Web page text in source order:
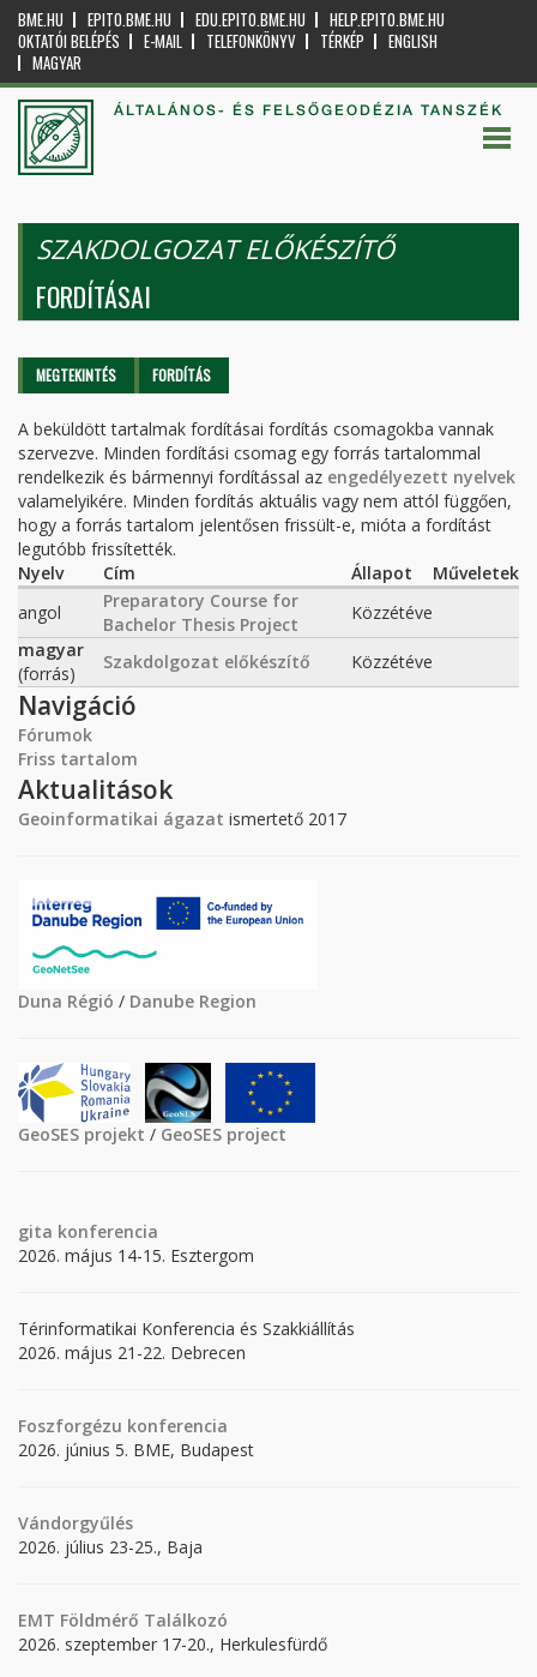
BME.HU EPITO.BME.HU EDU.EPITO.BME.HU
HELP.EPITO.BME.HU
OKTATÓI BELÉPÉS
E-MAIL TELEFONKÖNYV TÉRKÉP
ENGLISH
MAGYAR
ÁLTALÁNOS- ÉS FELSŐGEODÉZIA TANSZÉK
SZAKDOLGOZAT ELŐKÉSZÍTŐ
FORDÍTÁSAI
Elsődleges fülek
MEGTEKINTÉS FORDÍTÁS
A beküldött tartalmak fordításai fordítás csomagokba vannak
szervezve. Minden fordítási csomag egy forrás tartalommal
rendelkezik és bármennyi fordítással az engedélyezett nyelvek
valamelyikére. Minden fordítás aktuális vagy nem attól függően,
hogy a forrás tartalom jelentősen frissült-e, mióta a fordítást
legutóbb frissítették.
Nyelv
Cím Állapot
Műveletek
angol
Preparatory Course for
Bachelor Thesis Project
Közzétéve
magyar
(forrás)
Szakdolgozat előkészítő Közzétéve
Navigáció
Fórumok
Friss tartalom
Aktualitások
Geoinformatikai ágazat ismertető 2017
Duna Régió / Danube Region
GeoSES projekt / GeoSES project
gita konferencia
2026. május 14-15. Esztergom
Térinformatikai Konferencia és Szakkiállítás
2026. május 21-22. Debrecen
Foszforgézu konferencia
2026. június 5. BME, Budapest
Vándorgyűlés
2026. július 23-25., Baja
EMT Földmérő Találkozó
2026. szeptember 17-20., Herkulesfürdő